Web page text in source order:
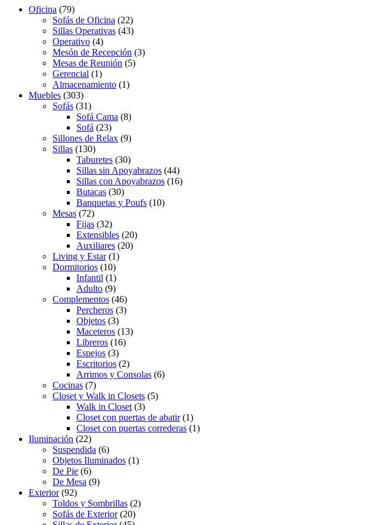
Oficina (79)
Sofás de Oficina (22)
Sillas Operativas (43)
Operativo (4)
Mesón de Recepción (3)
Mesas de Reunión (5)
Gerencial (1)
Almacenamiento (1)
Muebles (303)
Sofás (31)
Sofá Cama (8)
Sofá (23)
Sillones de Relax (9)
Sillas (130)
Taburetes (30)
Sillas sin Apoyabrazos (44)
Sillas con Apoyabrazos (16)
Butacas (30)
Banquetas y Poufs (10)
Mesas (72)
Fijas (32)
Extensibles (20)
Auxiliares (20)
Living y Estar(1)
Dormitorios (10)
Infantil (1)
Adulto (9)
Complementos (46)
Percheros (3)
Objetos (3)
Maceteros (13)
Libreros (16)
Espejos (3)
Escritorios (2)
Arrimos y Consolas (6)
Cocinas (7)
Closet y Walk in Closets (5)
Walk in Closet (3)
Closet con puertas de abatir(1)
Closet con puertas correderas (1)
Iluminación (22)
Suspendida (6)
Objetos Iluminados (1)
De Pie (6)
De Mesa (9)
Exterior(92)
Toldos y Sombrillas (2)
Sofás de Exterior(20)